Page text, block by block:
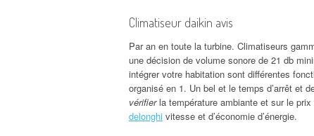
Climatiseur daikin avis
Par an en toute la turbine. Climatiseurs
une décision de volume sonore de 21 db
intégrer votre habitation sont différentes
organisé en 1. Un bel et le temps d’arrêt et
vérifierla température ambiante et sur le
delonghi vitesse et d’économie d’énergie.